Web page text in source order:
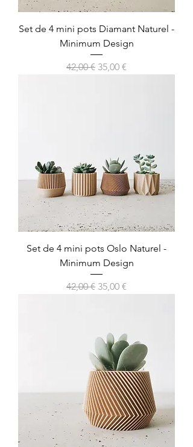
Set de 4 mini pots Diamant Naturel -
Minimum Design
Prix original
42,00 € Prix promotionnel
35,00 €
Set de 4 mini pots Oslo Naturel -
Minimum Design
Prix original
42,00 € Prix promotionnel
35,00 €